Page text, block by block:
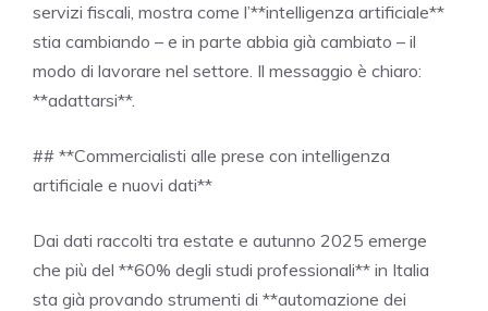
servizi fiscali, mostra come l’**intelligenza artificiale**
stia cambiando – e in parte abbia già cambiato – il
modo di lavorare nel settore. Il messaggio è chiaro:
**adattarsi**.
## **Commercialisti alle prese con intelligenza
artificiale e nuovi dati**
Dai dati raccolti tra estate e autunno 2025 emerge
che più del **60% degli studi professionali** in Italia
sta già provando strumenti di **automazione dei